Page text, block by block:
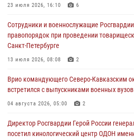
взрывобезопасности
07 августа 2026, 11:33
Рэпер ST посетил раненых росгвардейцев
07 августа 2026, 11:18 2
Патриотическая акция «Каникулы с
07 августа 2026, 11:00
23 июля 2026, 16:10 6
Сотрудники и военнослужащие
правопорядок при проведении
Санкт-Петербурге
13 июля 2026, 08:08 2
Врио командующего Северо-Кавказским
встретился с выпускниками военных
04 августа 2026, 05:00 2
Директор Росгвардии Герой России
посетил кинологический центр ОДОН